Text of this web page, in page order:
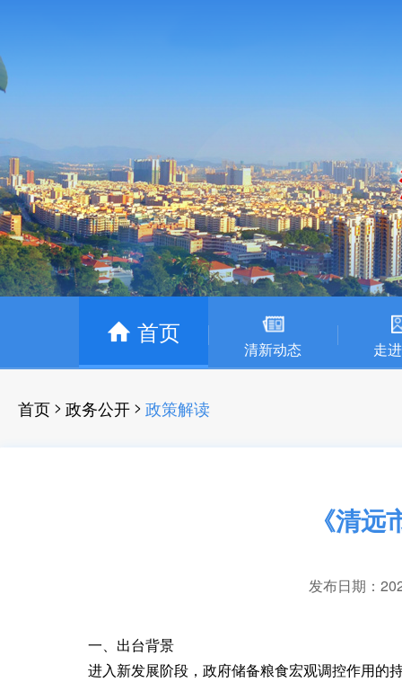
首页
清新动态 走
首页 > 政务公开 > 政策解读
《清
发布日期：
一、出台背景
进入新发展阶段 ， 政府储备粮食宏观调控作用的